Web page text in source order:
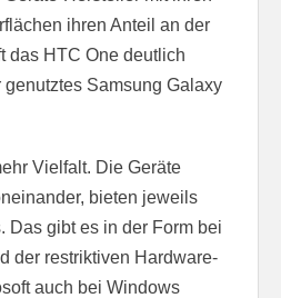
ihren Anteil an der
das HTC One deutlich
genutztes Samsung Galaxy
Vielfalt. Die Geräte
bieten jeweils
Das gibt es in der Form bei
der restriktiven Hardware-
auch bei Windows